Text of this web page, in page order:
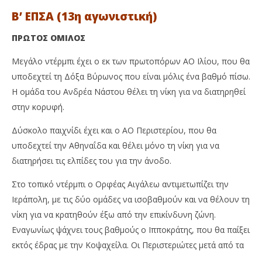
Β’ ΕΠΣΑ (13η αγωνιστική)
ΠΡΩΤΟΣ ΟΜΙΛΟΣ
Μεγάλο ντέρμπι έχει ο εκ των πρωτοπόρων ΑΟ Ιλίου, που θα
υποδεχτεί τη Δόξα Βύρωνος που είναι μόλις ένα βαθμό πίσω.
Η ομάδα του Ανδρέα Νάστου θέλει τη νίκη για να διατηρηθεί
στην κορυφή.
Δύσκολο παιχνίδι έχει και ο ΑΟ Περιστερίου, που θα
υποδεχτεί την Αθηναΐδα και θέλει μόνο τη νίκη για να
διατηρήσει τις ελπίδες του για την άνοδο.
Στο τοπικό ντέρμπι ο Ορφέας Αιγάλεω αντιμετωπίζει την
Ιεράπολη, με τις δύο ομάδες να ισοβαθμούν και να θέλουν τη
νίκη για να κρατηθούν έξω από την επικίνδυνη ζώνη.
Εναγωνίως ψάχνει τους βαθμούς ο Ιπποκράτης, που θα παίξει
εκτός έδρας με την Κοψαχείλα. Οι Περιστεριώτες μετά από τα